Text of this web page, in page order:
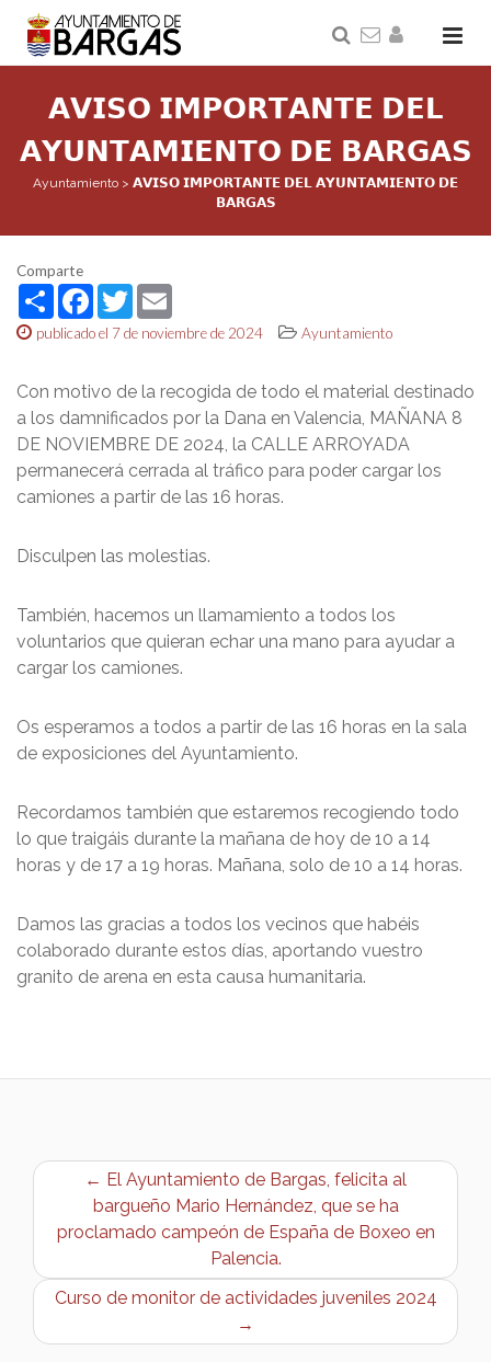
𝗔𝗩𝗜𝗦𝗢 𝗜𝗠𝗣𝗢𝗥𝗧𝗔𝗡𝗧𝗘 𝗗𝗘𝗟
𝗔𝗬𝗨𝗡𝗧𝗔𝗠𝗜𝗘𝗡𝗧𝗢 𝗗𝗘 𝗕𝗔𝗥𝗚𝗔𝗦
Ayuntamiento > 𝗔𝗩𝗜𝗦𝗢 𝗜𝗠𝗣𝗢𝗥𝗧𝗔𝗡𝗧𝗘 𝗗𝗘𝗟 𝗔𝗬𝗨𝗡𝗧𝗔𝗠𝗜𝗘𝗡𝗧𝗢 𝗗𝗘
𝗕𝗔𝗥𝗚𝗔𝗦
Comparte
ShareFacebook
Twitter
publicado el 7 de noviembre de 2024 Ayuntamiento
Con motivo de la recogida de todo el material destinado
a los damnificados por la Dana en Valencia, MAÑANA 8
DE NOVIEMBRE DE 2024, la CALLE ARROYADA
permanecerá cerrada al tráfico para poder cargar los
camiones a partir de las 16 horas.
Disculpen las molestias.
También, hacemos un llamamiento a todos los
voluntarios que quieran echar una mano para ayudar a
cargar los camiones.
Os esperamos a todos a partir de las 16 horas en la sala
de exposiciones del Ayuntamiento.
Recordamos también que estaremos recogiendo todo
lo que traigáis durante la mañana de hoy de 10 a 14
horas y de 17 a 19 horas. Mañana, solo de 10 a 14 horas.
Damos las gracias a todos los vecinos que habéis
colaborado durante estos días, aportando vuestro
granito de arena en esta causa humanitaria.
← El Ayuntamiento de Bargas, felicita al
bargueño Mario Hernández, que se ha
proclamado campeón de España de Boxeo en
Palencia.
Curso de monitor de actividades juveniles 2024
→